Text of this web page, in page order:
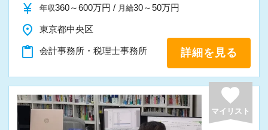
currency_yen 年収360～600万円 / 月給30～50万円
place 東京都中央区
content_paste 会計事務所・税理士事務所 詳細を見る
favorite
マイリスト